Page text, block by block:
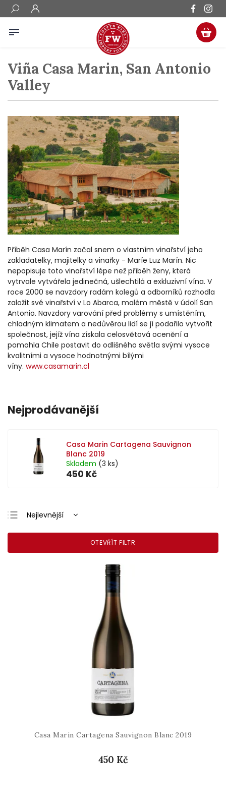
Viña Casa Marin, San Antonio
Valley
Příběh Casa Marín začal snem o vlastním vinařství jeho
zakladatelky, majitelky a vinařky - Maríe Luz Marín. Nic
nepopisuje toto vinařství lépe než příběh ženy, která
vytrvale vytvářela jedinečná, ušlechtilá a exkluzivní vína. V
roce 2000 se navzdory radám kolegů a odborníků rozhodla
založit své vinařství v Lo Abarca, malém městě v údolí San
Antonio. Navzdory varování před problémy s umístěním,
chladným klimatem a nedůvěrou lidí se jí podařilo vytvořit
společnost, jejíž vína získala celosvětová ocenění a
pomohla Chile postavit do odlišného světla svými vysoce
kvalitními a vysoce hodnotnými bílými
víny. www.casamarin.cl
Nejprodávanější
Casa Marin Cartagena Sauvignon
Blanc 2019
Skladem (3 ks)
450 Kč
Nejlevnější
Nejdražší
OTEVŘÍT FILTR
Casa Marin Cartagena Sauvignon Blanc 2019
450 Kč